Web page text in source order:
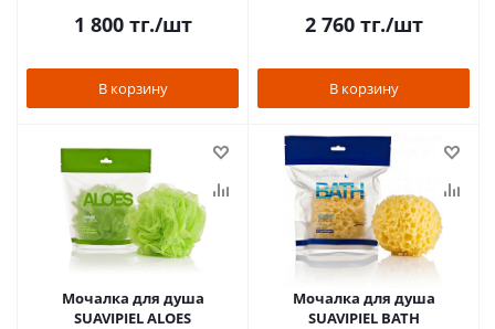
1 800тг./шт
В корзину
2 760тг./шт
В корзину
Мочалка для душа
SUAVIPIEL ALOES
Мочалка для душа
SUAVIPIEL BATH